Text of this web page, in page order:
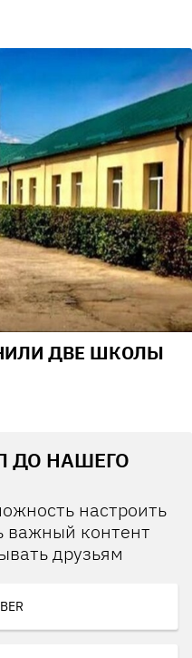
ДВЕ ШКОЛЫ
ДО НАШЕГО
настроить
важный контент
друзьям